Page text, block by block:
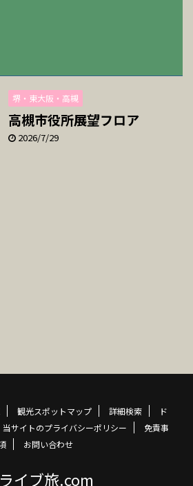
堺・東大阪・高槻
高槻市役所展望フロア
2026/7/29
観光スポットマップ 詳細検索
ド
当サイトのプライバシーポリシー
免責事
お問い合わせ
イブ旅.com